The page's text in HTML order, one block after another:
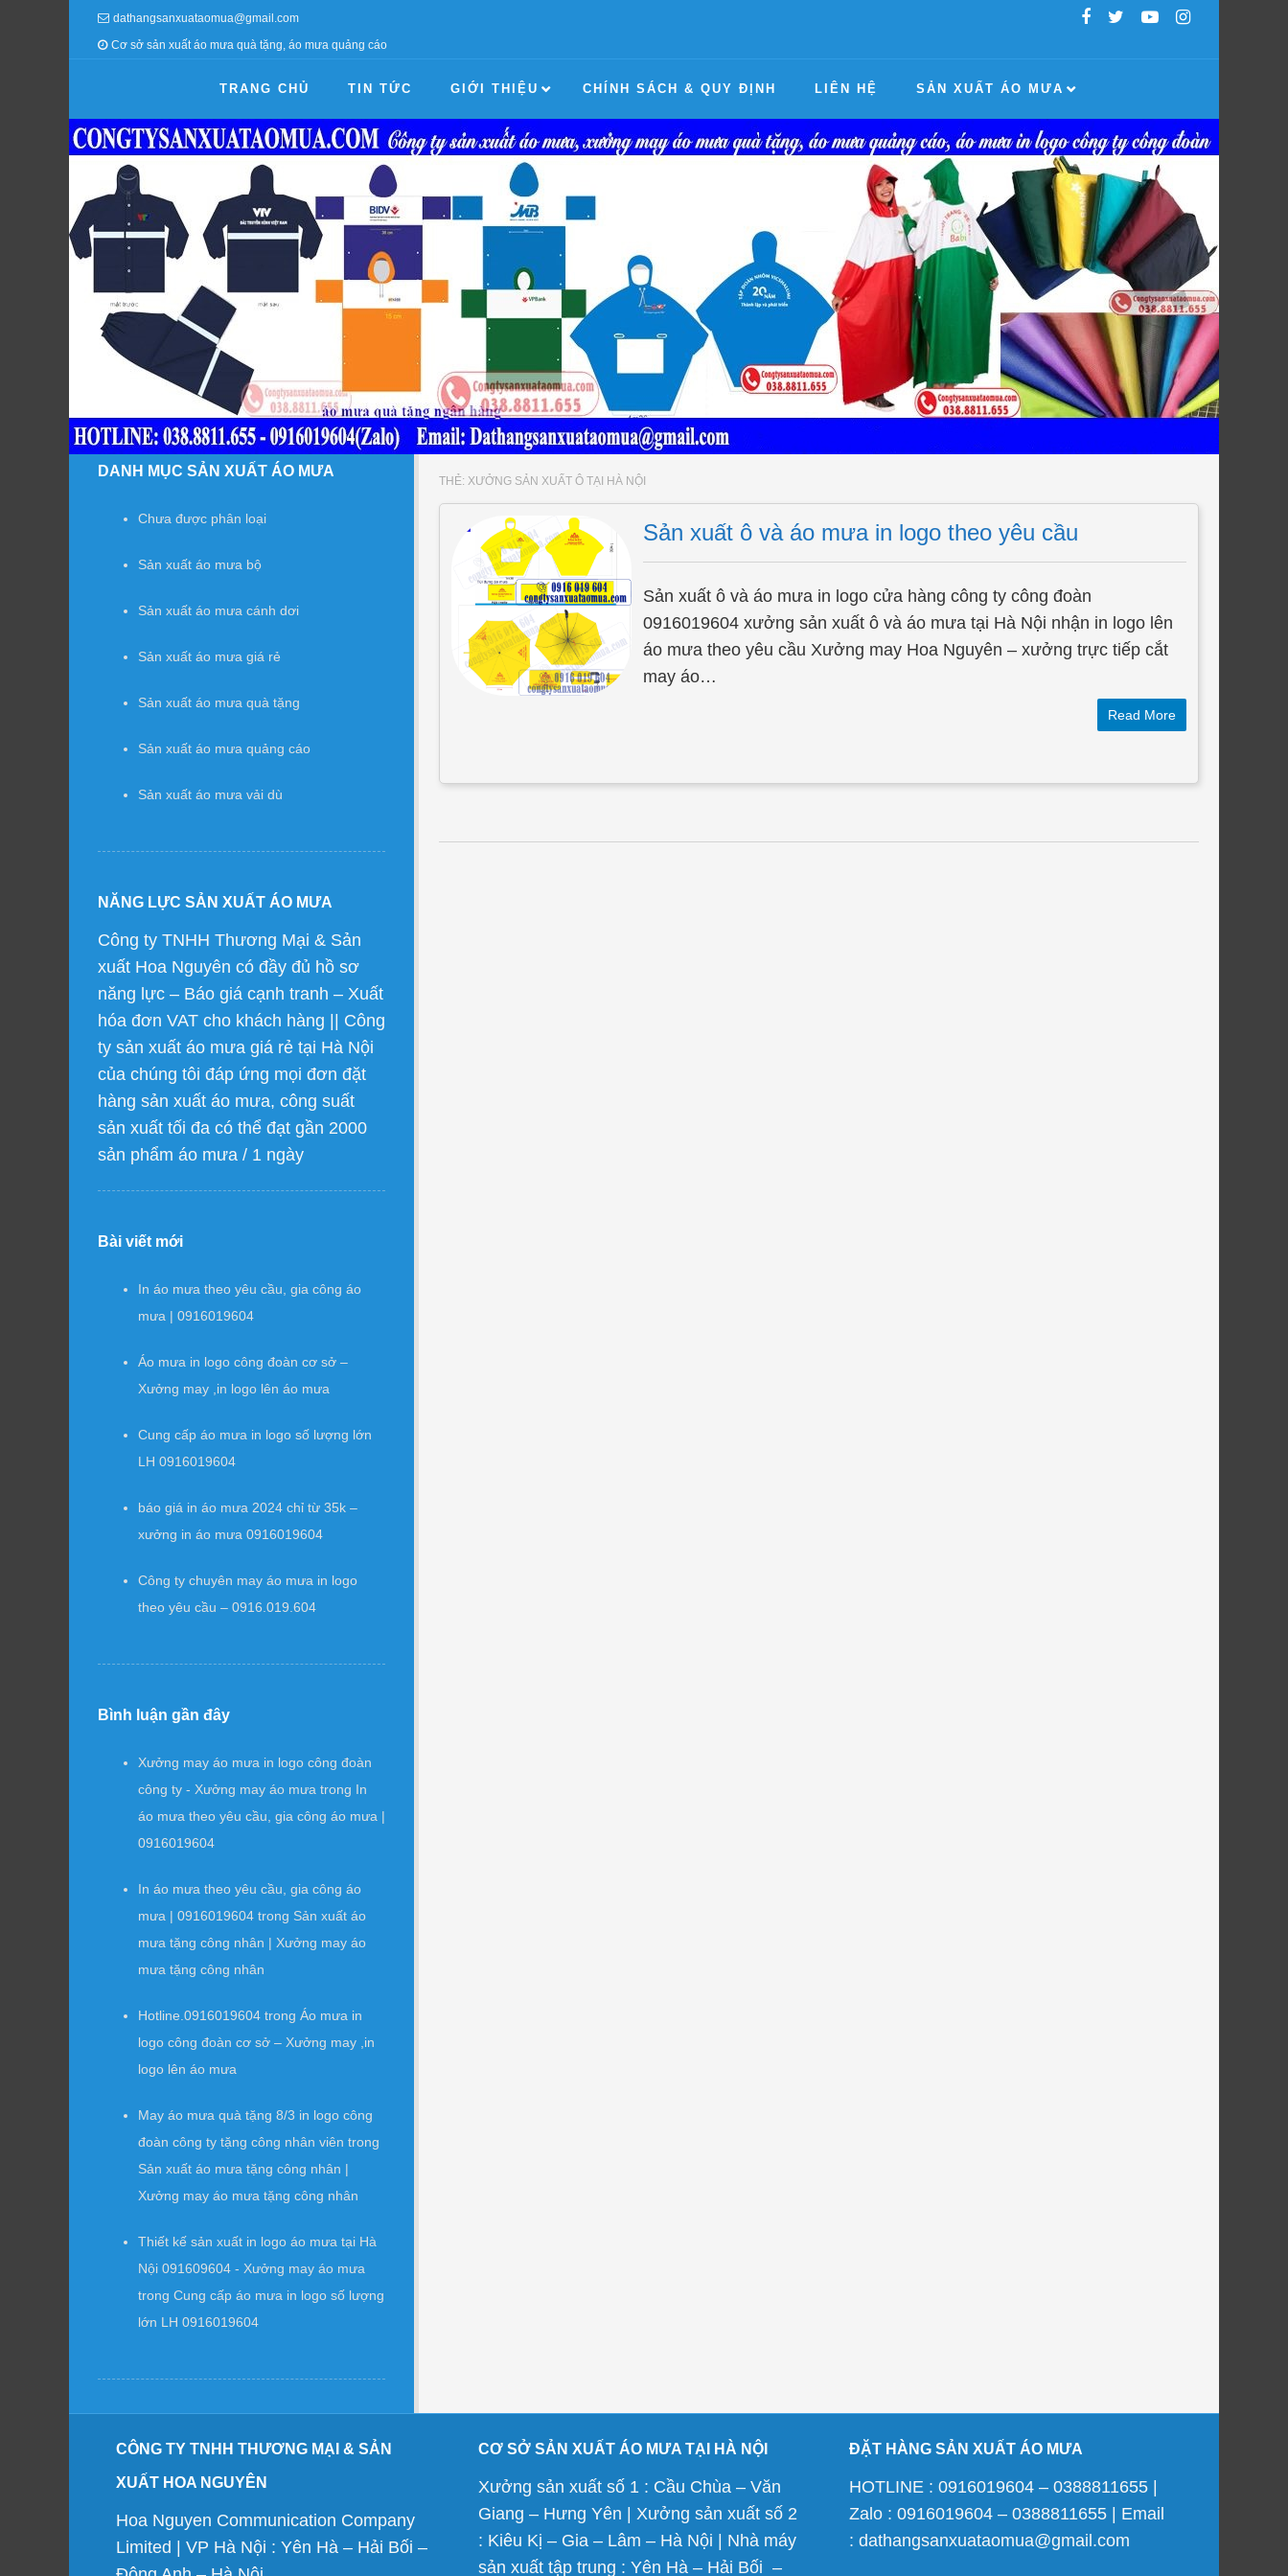
dathangsanxuataomua@gmail.com
Cơ sở sản xuất áo mưa quà tặng, áo mưa quảng cáo
TRANG CHỦ TIN TỨC GIỚI THIỆU CHÍNH SÁCH & QUY ĐỊNH LIÊN HỆ SẢN XUẤT ÁO MƯA
DANH MỤC SẢN XUẤT ÁO MƯA
Chưa được phân loại
Sản xuất áo mưa bộ
Sản xuất áo mưa cánh dơi
Sản xuất áo mưa giá rẻ
Sản xuất áo mưa quà tặng
Sản xuất áo mưa quảng cáo
Sản xuất áo mưa vải dù
NĂNG LỰC SẢN XUẤT ÁO MƯA
Công ty TNHH Thương Mại & Sản
xuất Hoa Nguyên có đầy đủ hồ sơ
năng lực – Báo giá cạnh tranh – Xuất
hóa đơn VAT cho khách hàng || Công
ty sản xuất áo mưa giá rẻ tại Hà Nội
của chúng tôi đáp ứng mọi đơn đặt
hàng sản xuất áo mưa, công suất
sản xuất tối đa có thể đạt gần 2000
sản phẩm áo mưa / 1 ngày
Bài viết mới
In áo mưa theo yêu cầu, gia công áo
mưa | 0916019604
Áo mưa in logo công đoàn cơ sở –
Xưởng may ,in logo lên áo mưa
Cung cấp áo mưa in logo số lượng lớn
LH 0916019604
báo giá in áo mưa 2024 chỉ từ 35k –
xưởng in áo mưa 0916019604
Công ty chuyên may áo mưa in logo
theo yêu cầu – 0916.019.604
Bình luận gần đây
Xưởng may áo mưa in logo công đoàn
công ty - Xưởng may áo mưa trong In
áo mưa theo yêu cầu, gia công áo mưa |
0916019604
In áo mưa theo yêu cầu, gia công áo
mưa | 0916019604 trong Sản xuất áo
mưa tặng công nhân | Xưởng may áo
mưa tặng công nhân
Hotline.0916019604 trong Áo mưa in
logo công đoàn cơ sở – Xưởng may ,in
logo lên áo mưa
May áo mưa quà tặng 8/3 in logo công
đoàn công ty tặng công nhân viên trong
Sản xuất áo mưa tặng công nhân |
Xưởng may áo mưa tặng công nhân
Thiết kế sản xuất in logo áo mưa tại Hà
Nội 091609604 - Xưởng may áo mưa
trong Cung cấp áo mưa in logo số lượng
lớn LH 0916019604
THẺ: XƯỞNG SẢN XUẤT Ô TẠI HÀ NỘI
Sản xuất ô và áo mưa in logo theo yêu cầu
Sản xuất ô và áo mưa in logo cửa hàng công ty công đoàn
0916019604 xưởng sản xuất ô và áo mưa tại Hà Nội nhận in logo lên
áo mưa theo yêu cầu Xưởng may Hoa Nguyên – xưởng trực tiếp cắt
may áo…
Read More
CÔNG TY TNHH THƯƠNG MẠI & SẢN
XUẤT HOA NGUYÊN
Hoa Nguyen Communication Company
Limited | VP Hà Nội : Yên Hà – Hải Bối –
CƠ SỞ SẢN XUẤT ÁO MƯA TẠI HÀ NỘI
Xưởng sản xuất số 1 : Cầu Chùa – Văn
Giang – Hưng Yên | Xưởng sản xuất số 2
: Kiêu Kị – Gia – Lâm – Hà Nội | Nhà máy
sản xuất tập trung : Yên Hà – Hải Bối –
ĐẶT HÀNG SẢN XUẤT ÁO MƯA
HOTLINE : 0916019604 – 0388811655 |
Zalo : 0916019604 – 0388811655 | Email
: dathangsanxuataomua@gmail.com